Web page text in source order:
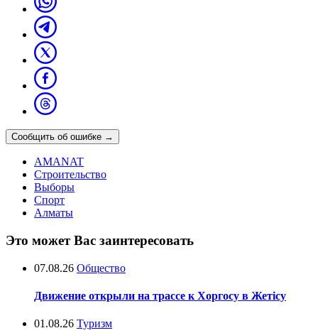
Сообщить об ошибке →
AMANAT
Строительство
Выборы
Спорт
Алматы
Это может Вас заинтересовать
07.08.26 Общество
Движение открыли на трассе к Хоргосу в Жетісу
01.08.26 Туризм